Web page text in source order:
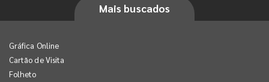
Mais buscados
Gráfica Online
Cartão de Visita
Folheto